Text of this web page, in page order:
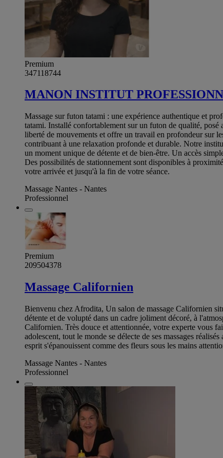
Premium
347118744
MANON INSTITUT
Massage sur futon tatami : une expérience authentique et
tatami. Installé confortablement sur un futon de qualité,
liberté de mouvements et offre un travail en profondeur sur
contribuant à une relaxation profonde et durable. Notre
un moment unique de détente et de bien-être. Un accès
Des possibilités de stationnement sont disponibles à
votre arrivée et jusqu'à la fin de votre séance.
Massage Nantes - Nantes
Professionnel
Premium
209504378
Massage Californien
Bienvenu chez Afrodita, Un salon de massage Californien
détente et de volupté dans un cadre joliment décoré, à
Californien. Très douce et attentionnée, votre experte vous
adolescent, tout le monde se délecte de ses massages
esprit s'épanouissent comme des fleurs sous les mains
Massage Nantes - Nantes
Professionnel